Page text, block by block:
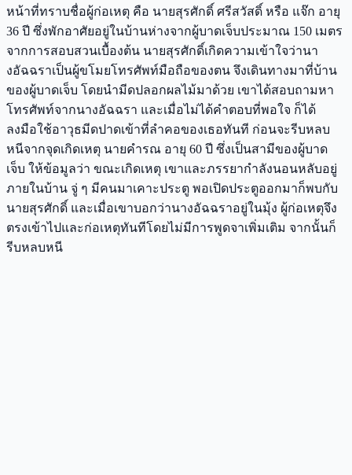
หน้าที่ทราบชื่อผู้ก่อเหตุ คือ นายสุรศักดิ์ ศรีสวัสดิ์ หรือ แจ๊ก อายุ
36 ปี ซึ่งพักอาศัยอยู่ในบ้านห่างจากผู้บาดเจ็บประมาณ 150 เมตร
จากการสอบสวนเบื้องต้น นายสุรศักดิ์เกิดความเข้าใจว่านา
งอัฉฉราเป็นผู้ขโมยโทรศัพท์มือถือของตน จึงเดินทางมาที่บ้าน
ของผู้บาดเจ็บ โดยนำมีดปลอกผลไม้มาด้วย เขาได้สอบถามหา
โทรศัพท์จากนางอัฉฉรา และเมื่อไม่ได้คำตอบที่พอใจ ก็ได้
ลงมือใช้อาวุธมีดปาดเข้าที่ลำคอของเธอทันที ก่อนจะรีบหลบ
หนีจากจุดเกิดเหตุ นายคำรณ อายุ 60 ปี ซึ่งเป็นสามีของผู้บาด
เจ็บ ให้ข้อมูลว่า ขณะเกิดเหตุ เขาและภรรยากำลังนอนหลับอยู่
ภายในบ้าน จู่ ๆ มีคนมาเคาะประตู พอเปิดประตูออกมาก็พบกับ
นายสุรศักดิ์ และเมื่อเขาบอกว่านางอัฉฉราอยู่ในมุ้ง ผู้ก่อเหตุจึง
ตรงเข้าไปและก่อเหตุทันทีโดยไม่มีการพูดจาเพิ่มเติม จากนั้นก็
รีบหลบหนี